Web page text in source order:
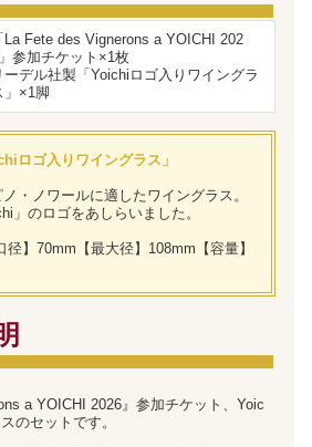
La Fete des Vignerons a YOICHI 202
参加チケット×1枚
ーデル社製「Yoichiロゴ入りワイングラ
」×1脚
ロゴ入りワイングラス」
・ノワールに適したワイングラス。
」のロゴをあしらいました。
径】70mm【最大径】108mm【容量】
a YOICHI 2026』参加チケット、Yoic
のセットです。